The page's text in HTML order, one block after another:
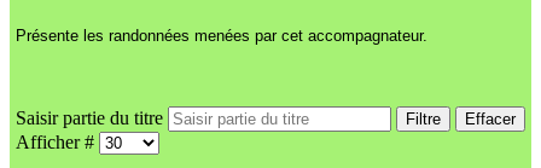
Présente les randonnées menées par cet accompagnateur.
Saisir partie du titre Filtre Effacer
Afficher #